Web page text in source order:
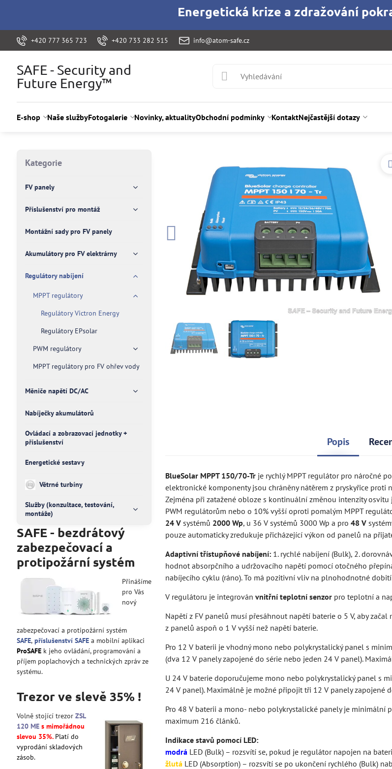
Energetická krize a zdražování
+420 777 365 723 +420 733 282 515 info@atom-safe.cz
SAFE - Security and
Future Energy™
E-shop Naše službyFotogalerie Novinky, aktualityObchodní podmínky KontaktNejčastější dotazy
Popis
BlueSolar MPPT 150/70-Tr je rychlý MPPT regulátor pro náročné
elektronické komponenty jsou chráněny nátěrem z pryskyřice
Zejména při zatažené obloze s kontinuální změnou intenzity
PWM regulátorům nebo o 10% vyšší oproti pomalým MPPT
24 V systémů 2000 Wp, u 36 V systémů 3000 Wp a pro48 V
pouze automaticky zredukuje přicházející výkon od panelů na
Adaptivní třístupňové nabíjení: 1. rychlé nabíjení (Bulk), 2.
hodnot absorpčního a udržovacího napětí pomocí otočného
nabíjecího cyklu (ráno). To má pozitivní vliv na plnohodnotné
V regulátoru je integrovánvnitřní teplotní senzor pro teplotní a
Napětí z FV panelů musí přesáhnout napětí baterie o 5 V, aby
z panelů aspoň o 1 V vyšší než napětí baterie.
Pro 12 V baterii je vhodný mono nebo polykrystalický panel s
(dva 12 V panely zapojené do série nebo jeden 24 V panel).
U 24 V baterie doporučujeme mono nebo polykrystalický panel s
24 V panel). Maximálně je možné připojit tři 12 V panely zapojené
Pro 48 V baterii a mono- nebo polykrystalické panely je minimální
maximum 216 článků.
Indikace stavů pomocí LED:
modrá LED (Bulk) – rozsvítí se, pokud je regulátor napojen na
žlutá LED (Absorption) – rozsvítí se po ukončení rychlého (Bulk)
Kategorie
FV panely
Příslušenství pro montáž
Montážní sady pro FV panely
Akumulátory pro FV elektrárny
Regulátory nabíjení
MPPT regulátory
Regulátory Victron Energy
Regulátory EPsolar
PWM regulátory
MPPT regulátory pro FV ohřev vody
Měniče napětí DC/AC
Nabíječky akumulátorů
Ovládací a zobrazovací jednotky +
příslušenství
Energetické sestavy
Větrné turbíny
Služby (konzultace, testování,
montáže)
SAFE - bezdrátový
zabezpečovací a
protipožární systém
Přinášíme
pro Vás
nový
zabezpečovací a protipožární systém
SAFE, příslušenství SAFEa mobilní aplikaci
ProSAFEk jeho ovládání, programování a
příjem poplachových a technických zpráv ze
systému.
Trezor ve slevě 35% !
Volně stojící trezor ZSL
120 ME s mimořádnou
slevou 35%. Platí do
vyprodání skladových
zásob.